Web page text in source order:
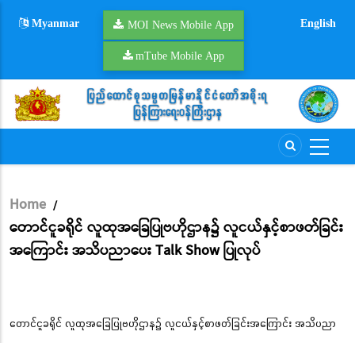
Myanmar MOI News Mobile App
mTube Mobile App
English
Breadcrumb
Home /
တောင်ငူခရိုင် လူထုအခြေပြုဗဟိုဌာန၌ လူငယ်နှင့်စာဖတ်ခြင်း
အကြောင်း အသိပညာပေး Talk Show ပြုလုပ်
တောင်ငူခရိုင် လူထုအခြေပြုဗဟိုဌာန၌ လူငယ်နှင့်စာဖတ်ခြင်းအကြောင်း အသိပညာ